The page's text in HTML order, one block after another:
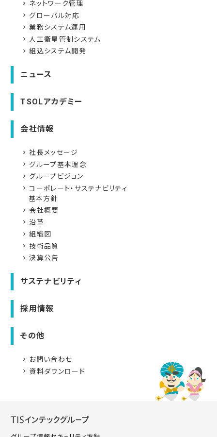
navigate_next ネットワーク管理
navigate_next グローバル対応
navigate_next 業務システム運用
navigate_next 人工衛星管制システム
navigate_next 組込システム開発
ニュース
TSOLアカデミー
会社情報
navigate_next 社長メッセージ
navigate_next グループ基本理念
navigate_next グループビジョン
navigate_next
コーポレート・サステナビリティ
基本方針
navigate_next 会社概要
navigate_next 沿革
navigate_next 組織図
navigate_next 技術品質
navigate_next 決算公告
サステナビリティ
採用情報
その他
navigate_next お問い合わせ
navigate_next 資料ダウンロード